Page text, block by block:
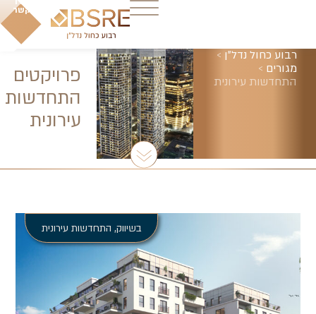
קשר
רבוע כחול נדל"ן >
מגורים >
התחדשות עירונית
פרויקטים
התחדשות
עירונית
בשיווק, התחדשות עירונית